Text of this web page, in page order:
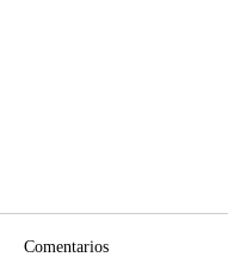
Comentarios